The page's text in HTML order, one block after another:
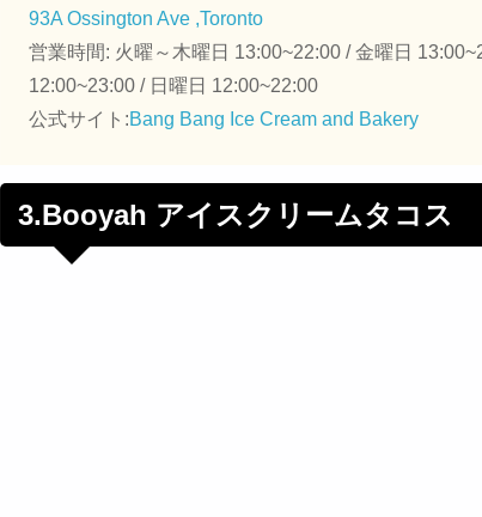
93A Ossington Ave ,Toronto
営業時間: 火曜～木曜日 13:00~22:00 / 金曜日
12:00~23:00 / 日曜日 12:00~22:00
公式サイト:Bang Bang Ice Cream and Bakery
3.Booyah アイスクリームタコス